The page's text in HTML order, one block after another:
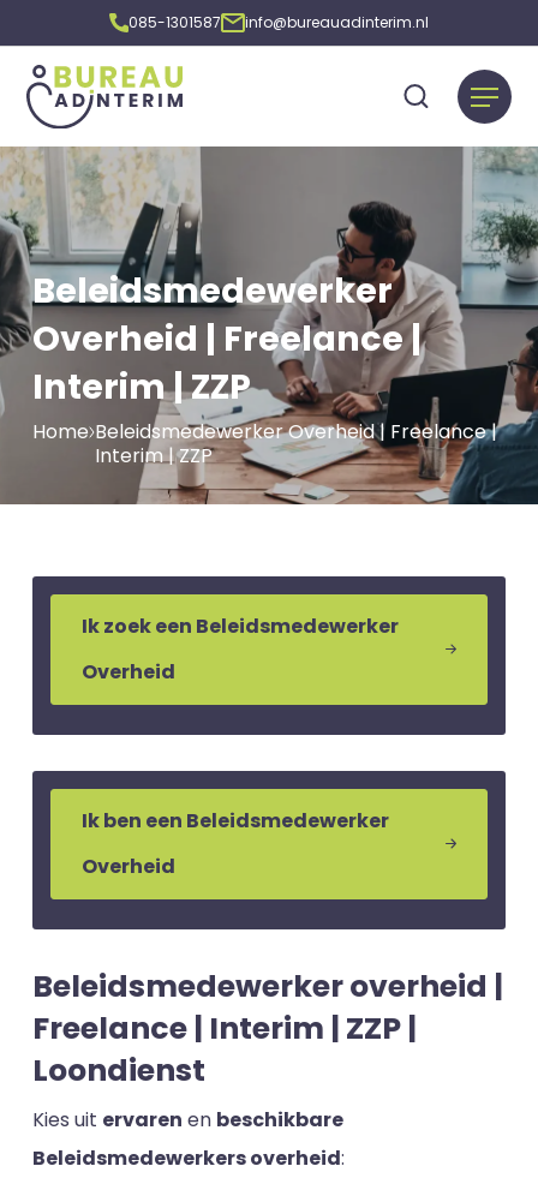
085-1301587 info@bureauadinterim.nl
Beleidsmedewerker
Overheid | Freelance |
Interim | ZZP
Home Beleidsmedewerker Overheid | Freelance |
Interim | ZZP
Ik zoek een Beleidsmedewerker
Overheid
Ik ben een Beleidsmedewerker
Overheid
Beleidsmedewerker overheid |
Freelance | Interim | ZZP |
Loondienst
Kies uit ervaren en beschikbare
Beleidsmedewerkers overheid: